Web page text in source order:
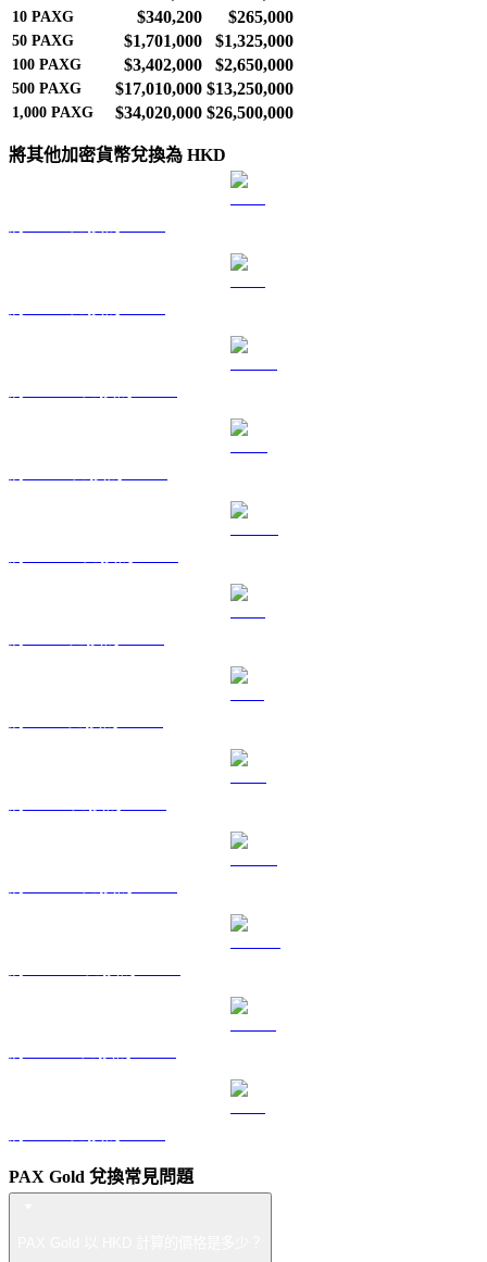
10 PAXG $340,200 $265,000
50 PAXG $1,701,000 $1,325,000
100 PAXG $3,402,000 $2,650,000
500 PAXG $17,010,000 $13,250,000
1,000 PAXG $34,020,000 $26,500,000
將其他加密貨幣兌換為 HKD
PAX Gold 兌換常見問題